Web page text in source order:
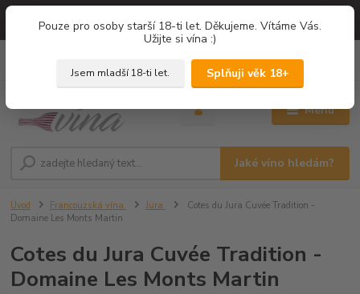
===
Pouze pro osoby starší 18-ti let. Děkujeme. Vítáme Vás.
Užijte si vína :)
Jsem mladší 18-ti let. Splňuji věk 18+
Menu
Jaké víno hledám?
0,00 Kč
Úvod Francouzská vína Jura
Cotes du Jura Cuvée Tradition -
Domaine Les Monts Martin
Cotes du Jura Cuvée Tradition -
Domaine Les Monts Martin